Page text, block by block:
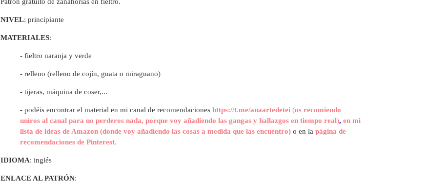
Patrón gratuito de zanahorias en fieltro.
NIVEL: principiante
MATERIALES:
- fieltro naranja y verde
- relleno (relleno de cojín, guata o miraguano)
- tijeras, máquina de coser,...
- podéis encontrar el material en mi canal de recomendaciones https://t.me/anaartedetei (os recomiendo
uniros al canal para no perderos nada, porque voy añadiendo las gangas y hallazgos en tiempo real), en mi
lista de ideas de Amazon (donde voy añadiendo las cosas a medida que las encuentro) o en la página de
recomendaciones de Pinterest.
IDIOMA: inglés
ENLACE AL PATRÓN: